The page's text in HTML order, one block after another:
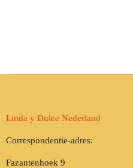
Linda y Dulce Nederland
Correspondentie-adres:
Fazantenhoek 9